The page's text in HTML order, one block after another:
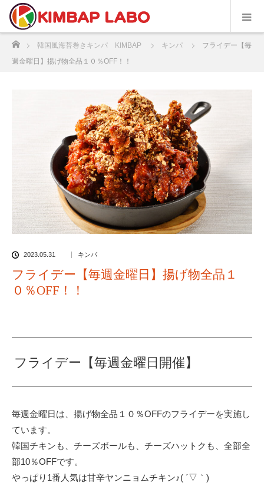
ホーム
韓国風海苔巻きキンパ KIMBAP キンパ
フライデー【毎
週金曜日】揚げ物全品１０％OFF！！
2023.05.31 キンパ
フライデー【毎週金曜日】揚げ物全品１
０％OFF！！
フライデー【毎週金曜日開催】
毎週金曜日は、揚げ物全品１０％OFFのフライデーを実施し
ています。
韓国チキンも、チーズボールも、チーズハットクも、全部全
部10％OFFです。
やっぱり1番人気は甘辛ヤンニョムチキン♪( ´▽｀)